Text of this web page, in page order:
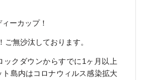
ーカップ！
ご無沙汰しております。
ックダウンからすでに1ヶ月以上
ト島内はコロナウィルス感染拡大